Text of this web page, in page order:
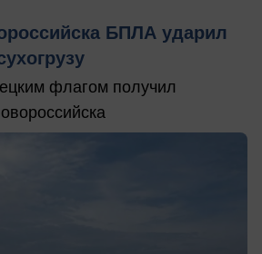
БПЛА ударил
флагом получил